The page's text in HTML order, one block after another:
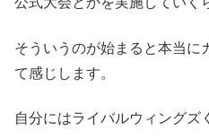
そういうのが始まると本当に
て感じします。
自分にはライバルウィングズ